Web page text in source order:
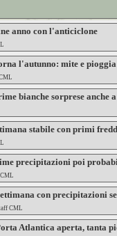
anno con l'anticiclone
l'autunno: mite e
bianche sorprese anche
stabile con primi
precipitazioni poi
con precipitazioni
CML
Atlantica aperta, tanta